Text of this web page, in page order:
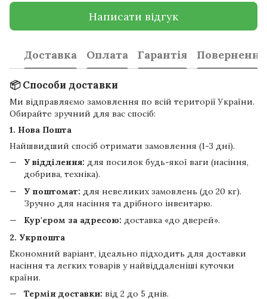
Написати відгук
Доставка Оплата Гарантія Повернення
📦 Способи доставки
Ми відправляємо замовлення по всій території України.
Обирайте зручний для вас спосіб:
1. Нова Пошта
Найшвидший спосіб отримати замовлення (1-3 дні).
У відділення: для посилок будь-якої ваги (насіння,
добрива, техніка).
У поштомат: для невеликих замовлень (до 20 кг).
Зручно для насіння та дрібного інвентарю.
Кур'єром за адресою: доставка «до дверей».
2. Укрпошта
Економний варіант, ідеально підходить для доставки
насіння та легких товарів у найвіддаленіші куточки
країни.
Термін доставки: від 2 до 5 днів.